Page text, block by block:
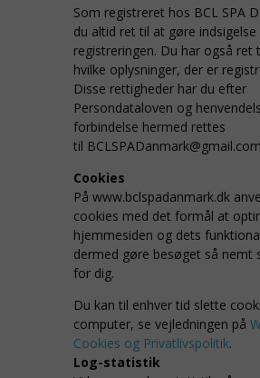
Som registreret hos BCL SPA
du altid ret til at gøre
registreringen. Du har også ret
hvilke oplysninger, der er
Disse rettigheder har du efter
Persondataloven og
forbindelse hermed rettes
til BCLSPADanmark@gmail.com
Cookies
På www.bclspadanmark.dk
cookies med det formål at
hjemmesiden og dets
dermed gøre besøget så nemt
for dig.
Du kan til enhver tid slette
computer, se vejledningen på
Cookies og Privatlivspolitik.
Log-statistik